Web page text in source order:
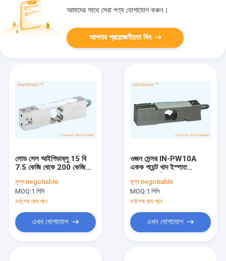
আমাদের সাথে সেরা পণ্য যোগাযোগ করুন।
আপনার প্রয়োজনীয়তা দিন
লোড সেল আইপিডাব্লু 15 বি
7.5 কেজি থেকে 200 কেজি
ওজন শক্তি সেন্সর আইপি 67
প্ল্যাটফর্ম বেঞ্চ স্কেল 2 এমভি /
ভি সি 3 এর জন্য
মূল্য:negotiable
MOQ:1 পিসি
সর্বশেষ দাম পান
এখন যোগাযোগ
ওজন সেন্সর IN-PW10A
একক পয়েন্ট খাদ ইস্পাত
300kg খাদ্য শিল্প প্ল্যাটফর্ম
স্কেল জন্য 2mv / v
মূল্য:negotiable
MOQ:1 পিসি
সর্বশেষ দাম পান
এখন যোগাযোগ